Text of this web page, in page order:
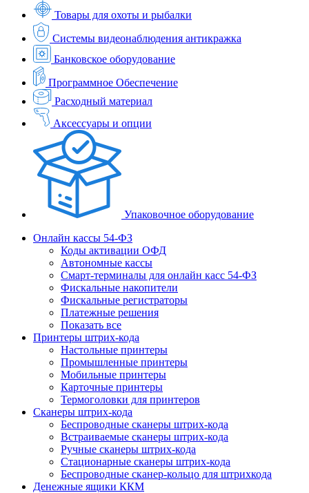
Товары для охоты и рыбалки
Системы видеонаблюдения антикражка
Банковское оборудование
Программное Обеспечение
Расходный материал
Аксессуары и опции
Упаковочное оборудование
Онлайн кассы 54-ФЗ
Коды активации ОФД
Автономные кассы
Смарт-терминалы для онлайн касс 54-ФЗ
Фискальные накопители
Фискальные регистраторы
Платежные решения
Показать все
Принтеры штрих-кода
Настольные принтеры
Промышленные принтеры
Мобильные принтеры
Карточные принтеры
Термоголовки для принтеров
Сканеры штрих-кода
Беспроводные сканеры штрих-кода
Встраиваемые сканеры штрих-кода
Ручные сканеры штрих-кода
Стационарные сканеры штрих-кода
Беспроводные сканер-кольцо для штрихкода
Денежные ящики ККМ